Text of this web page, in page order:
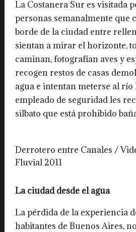
La Costanera Sur es visitada
personas semanalmente que
borde de la ciudad entre
sientan a mirar el horizonte,
caminan, fotografían aves y
recogen restos de casas
agua e intentan meterse al río
empleado de seguridad les
silbato que está prohibido
Derrotero entre Canales /
Fluvial 2011
La ciudad desde el agua
La pérdida de la experiencia
habitantes de Buenos Aires,